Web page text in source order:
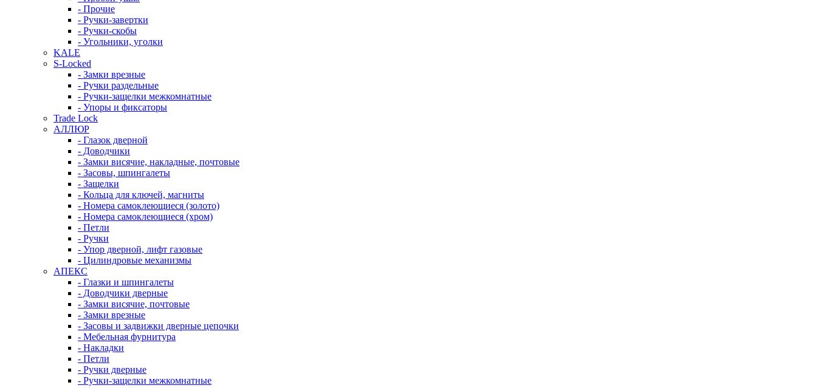
- Прочие
- Ручки-завертки
- Ручки-скобы
- Угольники, уголки
KALE
S-Locked
- Замки врезные
- Ручки раздельные
- Ручки-защелки межкомнатные
- Упоры и фиксаторы
Trade Lock
АЛЛЮР
- Глазок дверной
- Доводчики
- Замки висячие, накладные, почтовые
- Засовы, шпингалеты
- Защелки
- Кольца для ключей, магниты
- Номера самоклеющиеся (золото)
- Номера самоклеющиеся (хром)
- Петли
- Ручки
- Упор дверной, лифт газовые
- Цилиндровые механизмы
АПЕКС
- Глазки и шпингалеты
- Доводчики дверные
- Замки висячие, почтовые
- Замки врезные
- Засовы и задвижки дверные цепочки
- Мебельная фурнитура
- Накладки
- Петли
- Ручки дверные
- Ручки-защелки межкомнатные